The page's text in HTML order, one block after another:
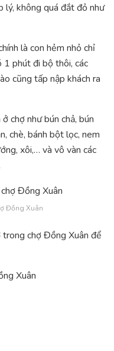
lý, không quá đắt đỏ như
là con hẻm nhỏ chỉ
1 phút đi bộ thôi, các
cũng tấp nập khách ra
chợ như bún chả, bún
chè, bánh bột lọc, nem
xôi,… và vô vàn các
Đồng Xuân
chợ Đồng Xuân để
Xuân